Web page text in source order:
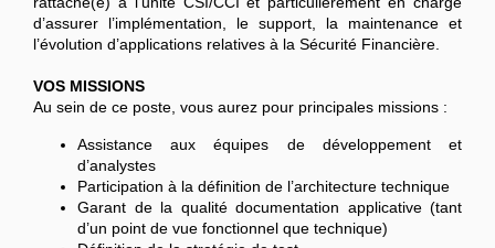
d’assurer l’implémentation, le support, la maintenance et
l’évolution d’applications relatives à la Sécurité Financière.
VOS MISSIONS
Au sein de ce poste, vous aurez pour principales missions :
Assistance aux équipes de développement et
d’analystes
Participation à la définition de l’architecture technique
Garant de la qualité documentation applicative (tant
d’un point de vue fonctionnel que technique)